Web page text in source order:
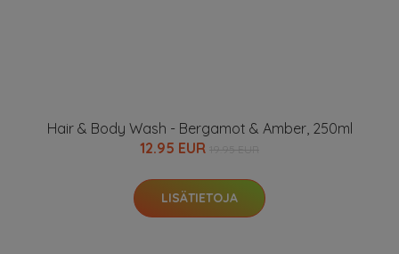
Hair & Body Wash - Bergamot & Amber, 250ml
12.95 EUR
LISÄTIETOJA